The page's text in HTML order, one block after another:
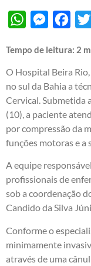
WhatsAppMessenger
Tempo de leitura: 2
O Hospital Beira
no sul da Bahia a
Cervical. Submetida
(10), a paciente
por compressão da
funções motoras e a
A equipe
profissionais de
sob a coordenação
Candido da Silva
Conforme o
minimamente
através de uma